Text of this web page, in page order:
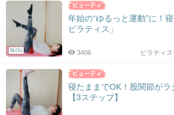
BLOG
年始の“ゆるっと運動”に！
ピラティス」
ピラティ
3406
寝たままでOK！股関節が
【3ステップ】